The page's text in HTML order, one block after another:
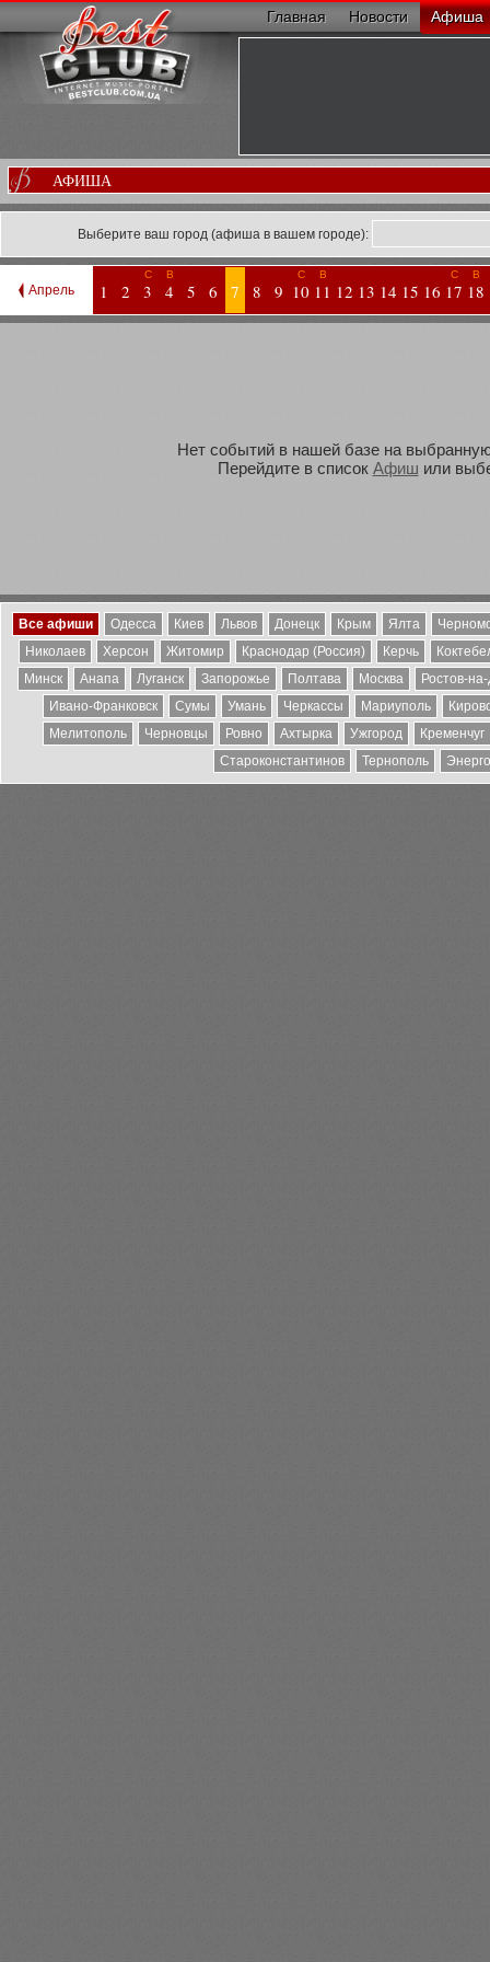
Главная Новости Афиша
АФИША
Выберите ваш город (афиша в вашем городе):
Апрель 1 2
С
3
В
4 5 6 7 8 9
С
10
В
11 12 13 14 15 16
С
17
В
18
Нет событий в нашей базе на
Перейдите в список Афиш или
Все афиши Одесса Киев Львов Донецк Крым Ялта
Николаев
Херсон Житомир Краснодар (Россия) Керчь
Минск
Анапа Луганск Запорожье Полтава Москва
Ростов-
Ивано-Франковск
Сумы Умань Черкассы Мариуполь
Мелитополь
Черновцы Ровно Ахтырка Ужгород
Кременчуг
Староконстантинов
Тернополь